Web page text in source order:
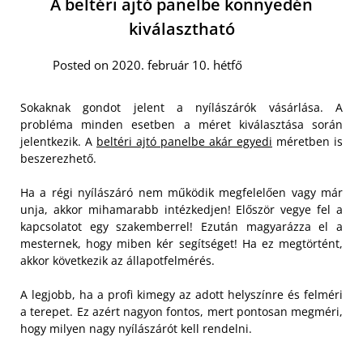
A beltéri ajtó panelbe könnyedén
kiválasztható
Posted on 2020. február 10. hétfő
Sokaknak gondot jelent a nyílászárók vásárlása. A
probléma minden esetben a méret kiválasztása során
jelentkezik. A beltéri ajtó panelbe akár egyedi méretben is
beszerezhető.
Ha a régi nyílászáró nem működik megfelelően vagy már
unja, akkor mihamarabb intézkedjen! Először vegye fel a
kapcsolatot egy szakemberrel! Ezután magyarázza el a
mesternek, hogy miben kér segítséget! Ha ez megtörtént,
akkor következik az állapotfelmérés.
A legjobb, ha a profi kimegy az adott helyszínre és felméri
a terepet. Ez azért nagyon fontos, mert pontosan megméri,
hogy milyen nagy nyílászárót kell rendelni.